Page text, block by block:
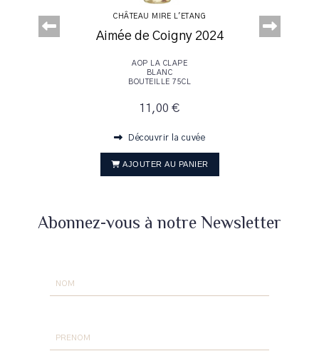
CHÂTEAU MIRE L'ETANG
Aimée de Coigny 2024
AOP LA CLAPE
BLANC
BOUTEILLE 75CL
11,00 €
Découvrir la cuvée
AJOUTER AU PANIER
Abonnez-vous à notre Newsletter